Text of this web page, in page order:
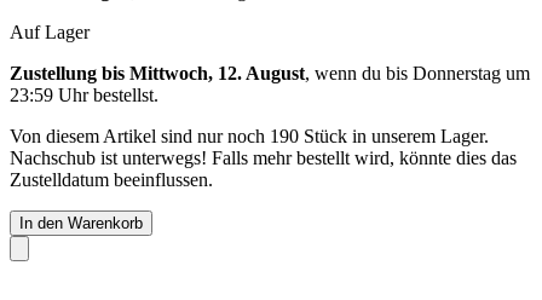
Auf Lager
Zustellung bis Mittwoch, 12. August, wenn du bis Donnerstag um
23:59 Uhrbestellst.
Von diesem Artikel sind nur noch 190 Stück in unserem Lager.
Nachschub ist unterwegs! Falls mehr bestellt wird, könnte dies das
Zustelldatum beeinflussen.
In den Warenkorb